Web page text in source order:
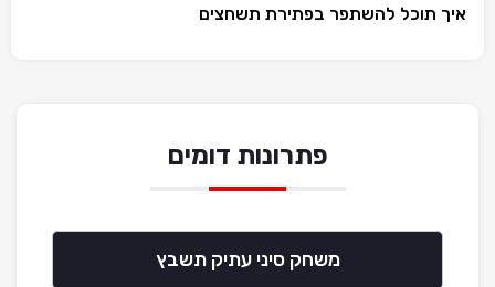
איך תוכל להשתפר בפתירת תשחצים
פתרונות דומים
משחק סיני עתיק תשבץ